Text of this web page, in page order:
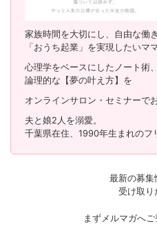
家族時間を大切にし、自由な働
「おうち起業」を実現したいマ
心理学をベースにしたノート術、
論理的な【夢の叶え方】を
オンラインサロン・セミナーで
夫と娘2人を溺愛。
千葉県在住、1990年生まれのフ
最新の募集
受け取り
まずメルマガへ